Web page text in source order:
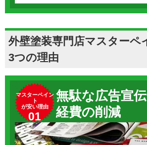
外壁塗装専門店マスターペ
3つの理由
マスターペイン
ト
が安い理由
01
無駄な広告宣
経費の削減